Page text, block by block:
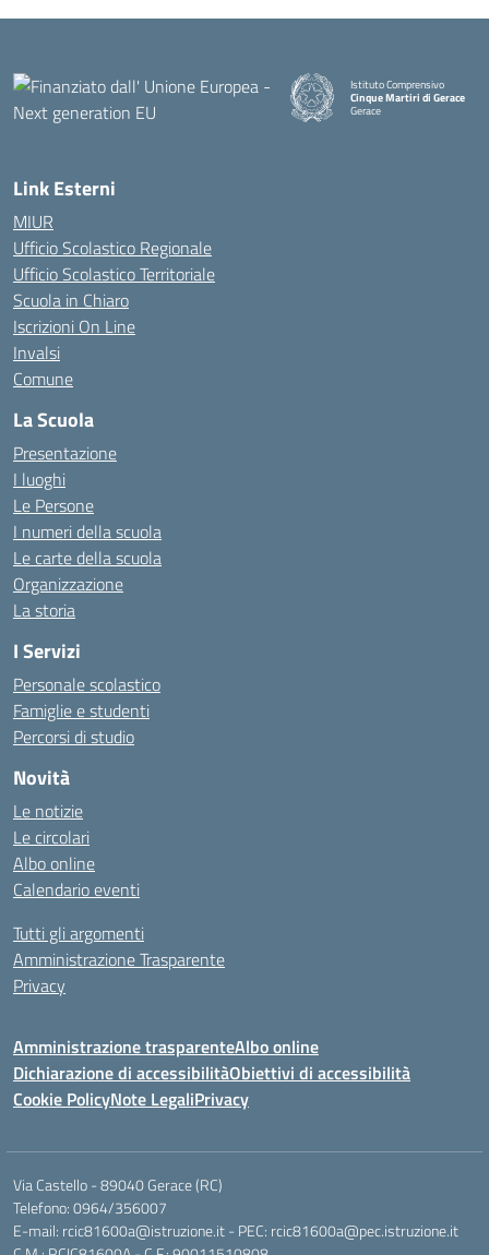
Istituto Comprensivo
Cinque Martiri di Gerace
Gerace
Link Esterni
MIUR
Ufficio Scolastico Regionale
Ufficio Scolastico Territoriale
Scuola in Chiaro
Iscrizioni On Line
Invalsi
Comune
La Scuola
Presentazione
I luoghi
Le Persone
I numeri della scuola
Le carte della scuola
Organizzazione
La storia
I Servizi
Personale scolastico
Famiglie e studenti
Percorsi di studio
Novità
Le notizie
Le circolari
Albo online
Calendario eventi
Tutti gli argomenti
Amministrazione Trasparente
Privacy
Amministrazione trasparenteAlbo online
Dichiarazione di accessibilitàObiettivi di accessibilità
Cookie PolicyNote LegaliPrivacy
Via Castello - 89040 Gerace (RC)
Telefono: 0964/356007
E-mail: rcic81600a@istruzione.it - PEC: rcic81600a@pec.istruzione.it